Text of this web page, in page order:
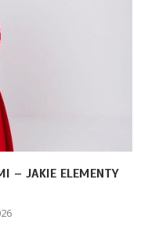
– JAKIE ELEMENTY